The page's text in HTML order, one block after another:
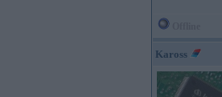
Kaross